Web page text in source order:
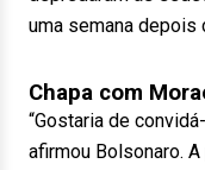
uma semana depois
Chapa com
“Gostaria de
afirmou Bolsonaro.